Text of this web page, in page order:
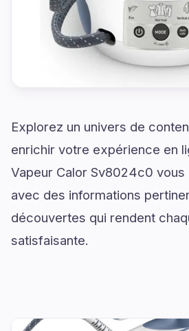
Explorez un univers de
enrichir votre expérience en
Vapeur Calor Sv8024c0 vous
avec des informations
découvertes qui rendent
satisfaisante.